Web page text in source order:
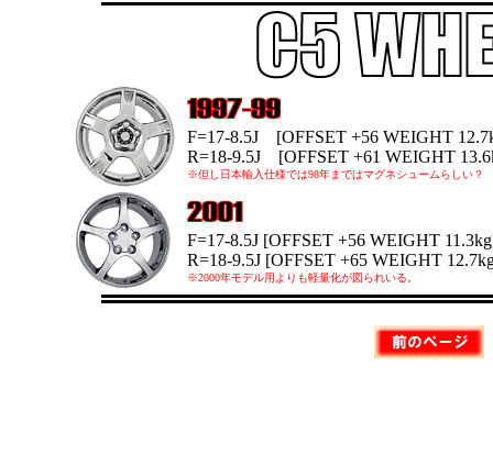
F=17-8.5J [OFFSET +56 WEIGHT
R=18-9.5J [OFFSET +61 WEIGHT
※但し日本輸入仕様では98年まではマグネシュームらしい？
F=17-8.5J [OFFSET +56 WEIGHT
R=18-9.5J [OFFSET +65 WEIGHT
※2000年モデル用よりも軽量化が図られいる。